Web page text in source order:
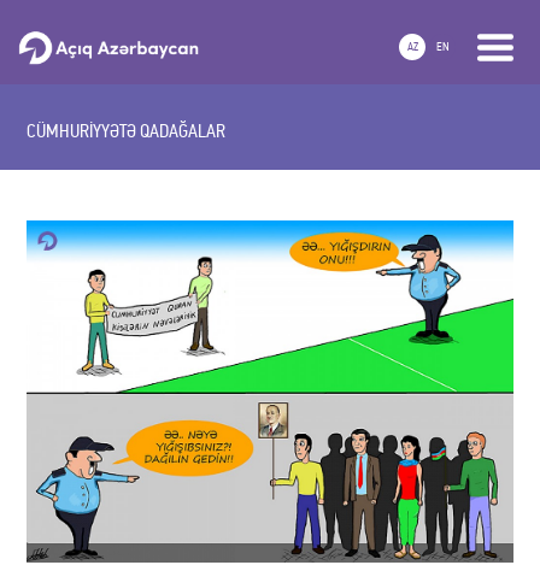
AZ EN
CÜMHURİYYƏTƏ QADAĞALAR